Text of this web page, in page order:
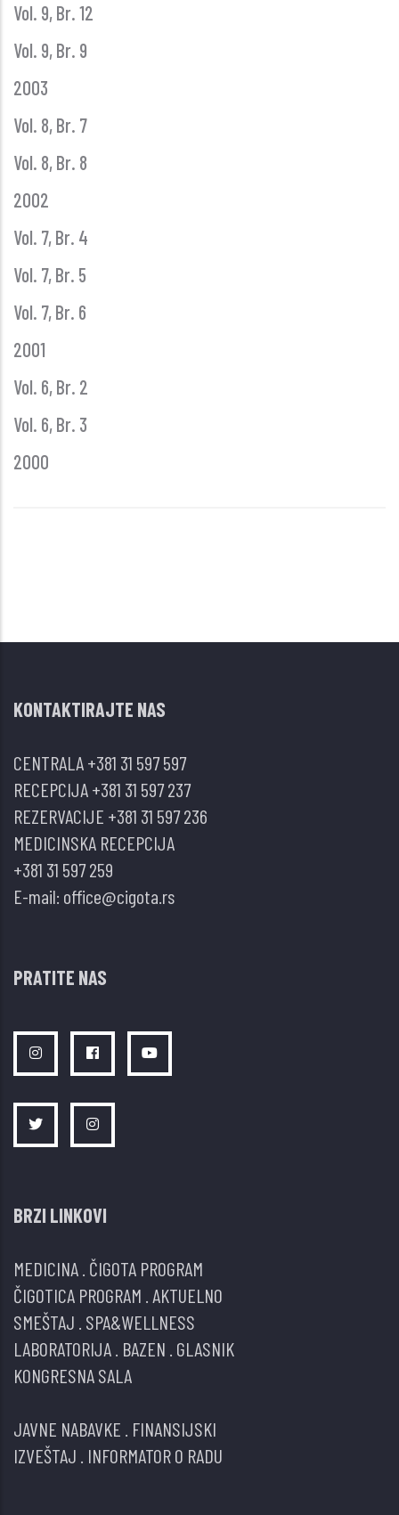
Vol. 9, Br. 12
Vol. 9, Br. 9
2003
Vol. 8, Br. 7
Vol. 8, Br. 8
2002
Vol. 7, Br. 4
Vol. 7, Br. 5
Vol. 7, Br. 6
2001
Vol. 6, Br. 2
Vol. 6, Br. 3
2000
KONTAKTIRAJTE NAS
CENTRALA+381 31 597 597
RECEPCIJA+381 31 597 237
REZERVACIJE +381 31 597 236
MEDICINSKA RECEPCIJA
+381 31 597 259
E-mail: office@cigota.rs
PRATITE NAS
BRZI LINKOVI
MEDICINA ČIGOTA PROGRAM
ČIGOTICA PROGRAM AKTUELNO
SMEŠTAJ SPA&WELLNESS
LABORATORIJA BAZEN GLASNIK
KONGRESNA SALA
JAVNE NABAVKE FINANSIJSKI
IZVEŠTAJ INFORMATOR O RADU